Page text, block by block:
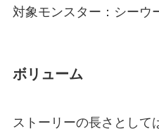
対象モンスター：シー
ボリューム
ストーリーの長さとして